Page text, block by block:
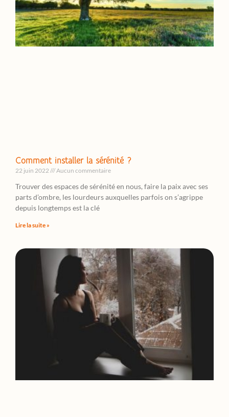
Comment installer la sérénité ?
22 juin 2022 Aucun commentaire
Trouver des espaces de sérénité en nous, faire la paix avec ses
parts d’ombre, les lourdeurs auxquelles parfois on s’agrippe
depuis longtemps est la clé
Lire la suite »